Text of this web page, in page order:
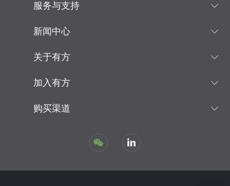
服务与支持
新闻中心
关于有方
加入有方
购买渠道